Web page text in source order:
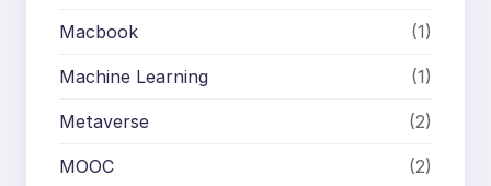
Macbook (1)
Machine Learning (1)
Metaverse (2)
MOOC (2)